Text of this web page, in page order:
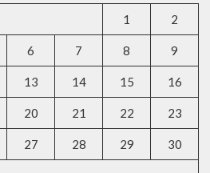
1 2
6 7 8 9
13 14 15 16
20 21 22 23
27 28 29 30